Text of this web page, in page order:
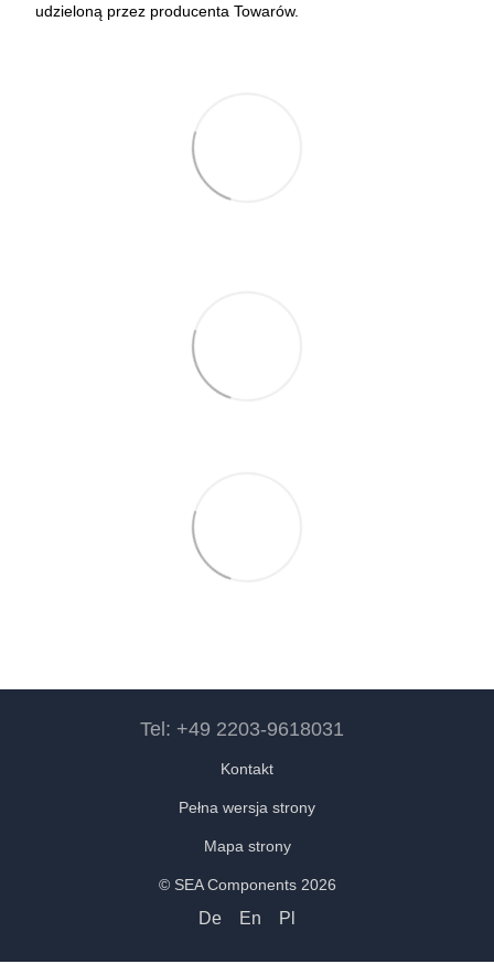
udzieloną przez producenta Towarów.
Tel: +49 2203-9618031
Kontakt
Pełna wersja strony
Mapa strony
© SEA Components 2026
De En Pl